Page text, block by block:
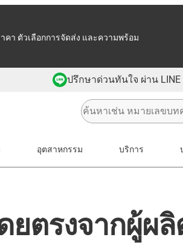
คา ตัวเลือกการจัดส่ง และความพร้อม
ปรึกษาด่วนทันใจ ผ่าน LINE
อุตสาหกรรม บริการ
ยตรงจากผู้ผ